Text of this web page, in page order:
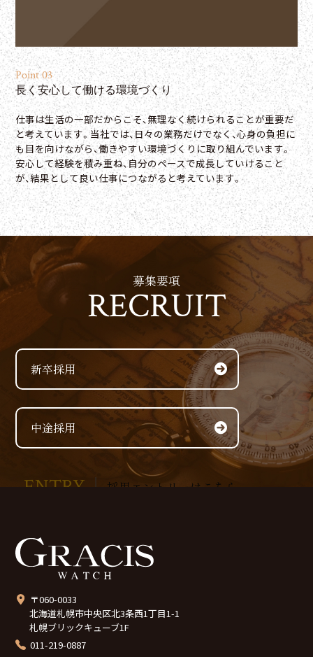
Point 03
長く安心して働ける環境づくり
仕事は生活の一部だからこそ、無理なく続けられることが重要だ
と考えています。当社では、日々の業務だけでなく、心身の負担に
も目を向けながら、働きやすい環境づくりに取り組んでいます。
安心して経験を積み重ね、自分のペースで成長していけること
が、結果として良い仕事につながると考えています。
募集要項
RECRUIT
新卒採用
中途採用
ENTRY 採用エントリーはこちら
〒060-0033
北海道札幌市中央区北3条西1丁目1-1
札幌ブリックキューブ1F
011-219-0887